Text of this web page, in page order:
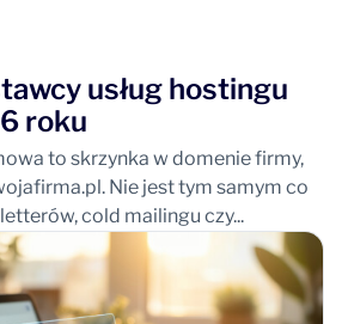
usług hostingu
roku
to skrzynka w domenie firmy,
. Nie jest tym samym co
cold mailingu czy...